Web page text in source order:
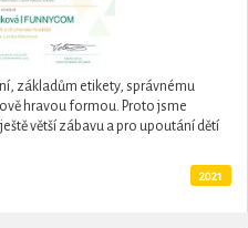
základům etikety, správnému
hravou formou. Proto jsme
větší zábavu a pro upoutání dětí
2021